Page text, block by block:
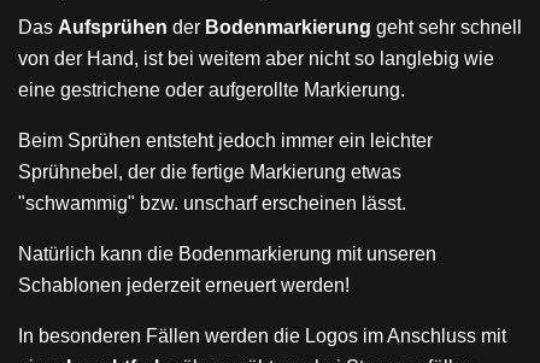
Das Aufsprühen der Bodenmarkierung geht sehr schnell
von der Hand, ist bei weitem aber nicht so langlebig wie
eine gestrichene oder aufgerollte Markierung.
Beim Sprühen entsteht jedoch immer ein leichter
Sprühnebel, der die fertige Markierung etwas
"schwammig" bzw. unscharf erscheinen lässt.
Natürlich kann die Bodenmarkierung mit unseren
Schablonen jederzeit erneuert werden!
In besonderen Fällen werden die Logos im Anschluss mit